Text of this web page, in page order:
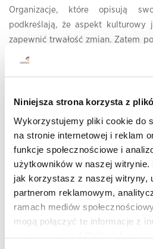
Niniejsza strona korzysta z
Wykorzystujemy pliki cookie do
na stronie internetowej i reklam
funkcje społecznościowe i
użytkowników w naszej witrynie.
jak korzystasz z naszej witryny,
partnerom reklamowym,
ramach mediów
mogą połączyć te informacje z
Organizacje, które opisują
podkreślają, że aspekt kulturowy
zapewnić trwałość zmian. Zatem
z zakresu
i
dotykającą ludzkich przekonań,
gdyż pozwala ona obrać
odkrycie najlepszej dla danej
dłużej i samo w sobie powinno
Czynniki mające wpływ na
(struktura, proces, narzędzia)
produktów, poziom rozproszenia
chęci rozwojowe pracowników
którym znajduje się biuro.
Im później zaczynamy budować